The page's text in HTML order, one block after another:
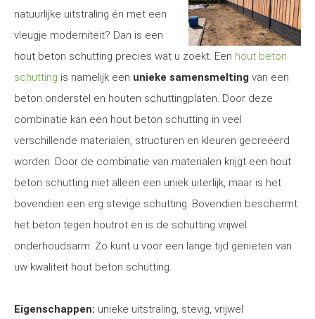
natuurlijke uitstraling én met een
vleugje moderniteit? Dan is een
hout beton schutting precies wat u zoekt. Een hout beton
schutting is namelijk een unieke samensmelting van een
beton onderstel en houten schuttingplaten. Door deze
combinatie kan een hout beton schutting in veel
verschillende materialen, structuren en kleuren gecreëerd
worden. Door de combinatie van materialen krijgt een hout
beton schutting niet alleen een uniek uiterlijk, maar is het
bovendien een erg stevige schutting. Bovendien beschermt
het beton tegen houtrot en is de schutting vrijwel
onderhoudsarm. Zo kunt u voor een lange tijd genieten van
uw kwaliteit hout beton schutting.
Eigenschappen: unieke uitstraling, stevig, vrijwel